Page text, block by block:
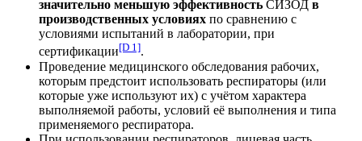
значительно меньшую эффективность СИЗОД в
производственных условиях по сравнению с
условиями испытаний в лаборатории, при
сертификации[D 1].
Проведение медицинского обследования рабочих,
которым предстоит использовать респираторы (или
которые уже используют их) с учётом характера
выполняемой работы, условий её выполнения и типа
применяемого респиратора.